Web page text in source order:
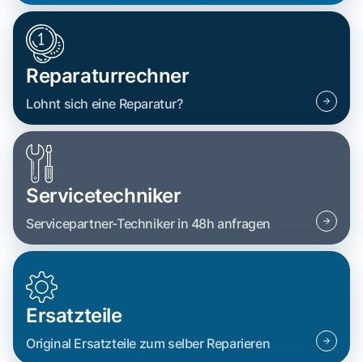
Reparaturrechner
Lohnt sich eine Reparatur?
Servicetechniker
Servicepartner-Techniker in 48h anfragen
Ersatzteile
Original Ersatzteile zum selber Reparieren